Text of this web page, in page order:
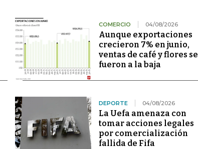
COMERCIO 04/08/2026
Aunque exportaciones
crecieron 7% en junio,
ventas de café y flores se
fueron a la baja
DEPORTE 04/08/2026
La Uefa amenaza con
tomar acciones legales
por comercialización
fallida de Fifa